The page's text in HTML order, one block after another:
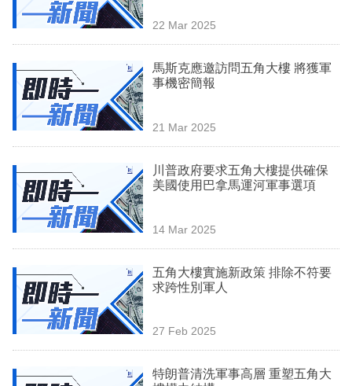
閱
22 Mar 2025
馬斯克應邀訪問五角大樓 將獲軍
事機密簡報
21 Mar 2025
川普政府要求五角大樓提供確保
美國使用巴拿馬運河軍事選項
14 Mar 2025
五角大樓實施新政策 排除不符要
求跨性別軍人
27 Feb 2025
特朗普清洗軍事高層 重塑五角大